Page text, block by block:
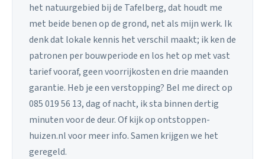
het natuurgebied bij de Tafelberg, dat houdt me
met beide benen op de grond, net als mijn werk. Ik
denk dat lokale kennis het verschil maakt; ik ken de
patronen per bouwperiode en los het op met vast
tarief vooraf, geen voorrijkosten en drie maanden
garantie. Heb je een verstopping? Bel me direct op
085 019 56 13, dag of nacht, ik sta binnen dertig
minuten voor de deur. Of kijk op ontstoppen-
huizen.nl voor meer info. Samen krijgen we het
geregeld.